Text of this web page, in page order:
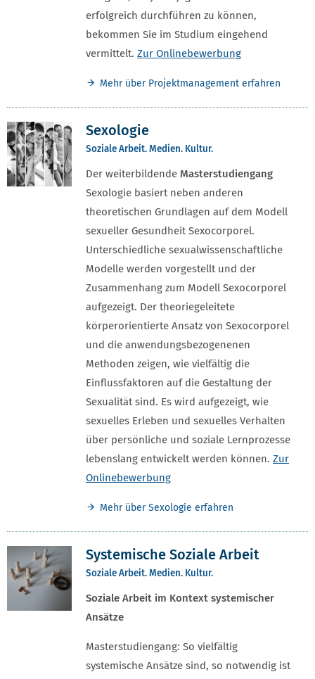
erfolgreich durchführen zu können,
bekommen Sie im Studium eingehend
vermittelt. Zur Onlinebewerbung
Mehr über Projektmanagement erfahren
Sexologie
Soziale Arbeit. Medien. Kultur.
Der weiterbildende Masterstudiengang
Sexologie basiert neben anderen
theoretischen Grundlagen auf dem Modell
sexueller Gesundheit Sexocorporel.
Unterschiedliche sexualwissenschaftliche
Modelle werden vorgestellt und der
Zusammenhang zum Modell Sexocorporel
aufgezeigt. Der theoriegeleitete
körperorientierte Ansatz von Sexocorporel
und die anwendungsbezogenenen
Methoden zeigen, wie vielfältig die
Einflussfaktoren auf die Gestaltung der
Sexualität sind. Es wird aufgezeigt, wie
sexuelles Erleben und sexuelles Verhalten
über persönliche und soziale Lernprozesse
lebenslang entwickelt werden können. Zur
Onlinebewerbung
Mehr über Sexologie erfahren
Systemische Soziale Arbeit
Soziale Arbeit. Medien. Kultur.
Soziale Arbeit im Kontext systemischer
Ansätze
Masterstudiengang: So vielfältig
systemische Ansätze sind, so notwendig ist